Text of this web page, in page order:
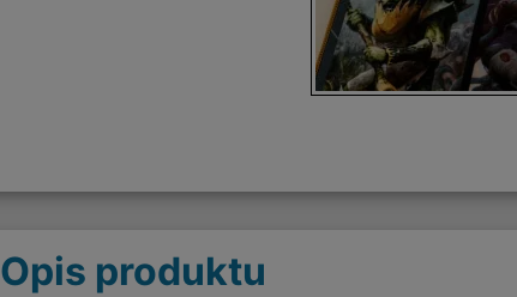
Opis produktu